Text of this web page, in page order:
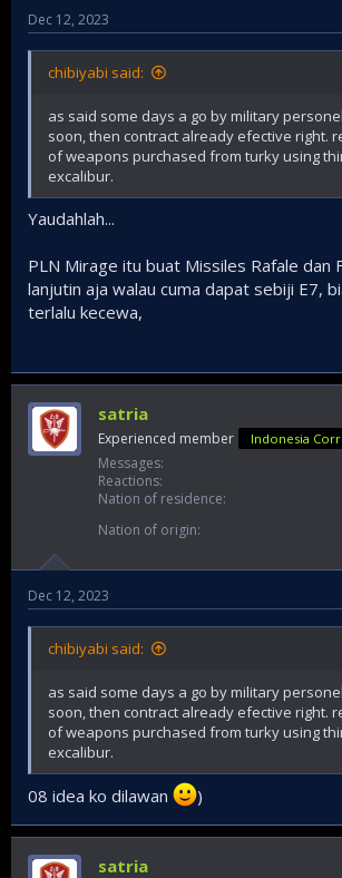
Dec 12, 2023
chibiyabi said:
as said some days a go by military
soon, then contract already efective right.
of weapons purchased from turky using
excalibur.
Yaudahlah...
PLN Mirage itu buat Missiles Rafale dan
lanjutin aja walau cuma dapat sebiji E7,
terlalu kecewa,
satria
Experienced member Indonesia
Messages
Reactions
Nation of residence
Nation of origin
Dec 12, 2023
chibiyabi said:
as said some days a go by military
soon, then contract already efective right.
of weapons purchased from turky using
excalibur.
08 idea ko dilawan )
satria